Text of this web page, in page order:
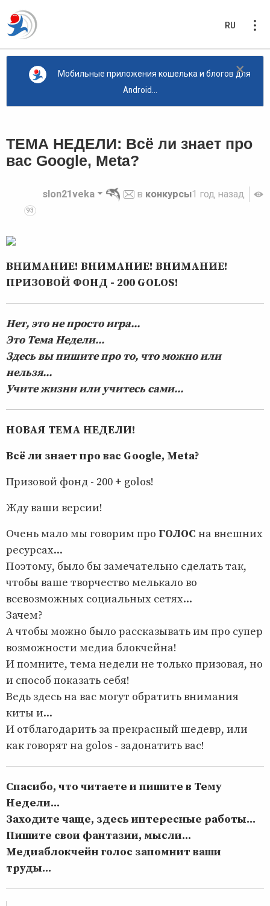
RU
×
Мобильные приложения кошелька и блогов для
Android...
ТЕМА НЕДЕЛИ: Всё ли знает про
вас Google, Meta?
1 год назад
93
slon21veka в конкурсы
ВНИМАНИЕ! ВНИМАНИЕ! ВНИМАНИЕ!
ПРИЗОВОЙ ФОНД - 200 GOLOS!
Нет, это не просто игра...
Это Тема Недели...
Здесь вы пишите про то, что можно или
нельзя...
Учите жизни или учитесь сами...
НОВАЯ ТЕМА НЕДЕЛИ!
Всё ли знает про вас Google, Meta?
Призовой фонд - 200 + golos!
Жду ваши версии!
Очень мало мы говорим про ГОЛОС на внешних
ресурсах...
Поэтому, было бы замечательно сделать так,
чтобы ваше творчество мелькало во
всевозможных социальных сетях...
Зачем?
А чтобы можно было рассказывать им про супер
возможности медиа блокчейна!
И помните, тема недели не только призовая, но
и способ показать себя!
Ведь здесь на вас могут обратить внимания
киты и...
И отблагодарить за прекрасный шедевр, или
как говорят на golos - задонатить вас!
Спасибо, что читаете и пишите в Тему
Недели...
Заходите чаще, здесь интересные работы...
Пишите свои фантазии, мысли...
Медиаблокчейн голос запомнит ваши
труды...